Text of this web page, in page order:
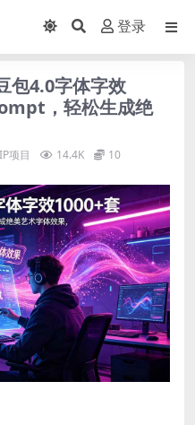
登录
包4.0字体字效
，轻松生成绝
项目 14.4K 10